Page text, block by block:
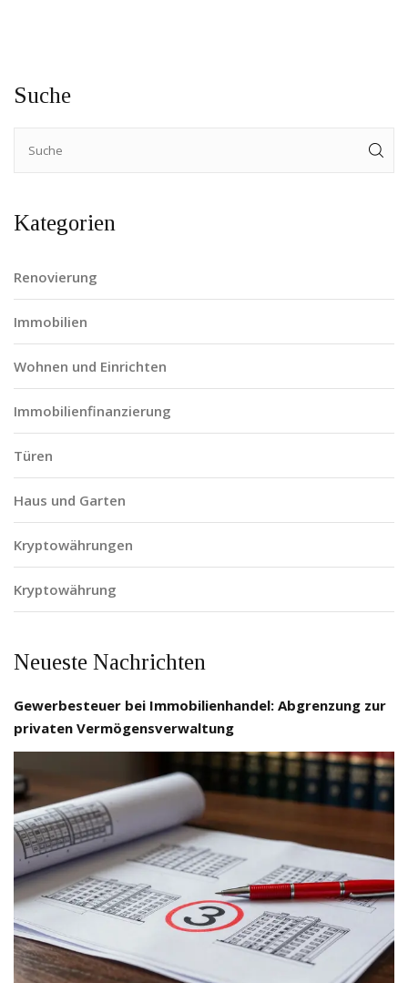
Suche
Kategorien
Renovierung
Immobilien
Wohnen und Einrichten
Immobilienfinanzierung
Türen
Haus und Garten
Kryptowährungen
Kryptowährung
Neueste Nachrichten
Gewerbesteuer bei Immobilienhandel: Abgrenzung zur
privaten Vermögensverwaltung